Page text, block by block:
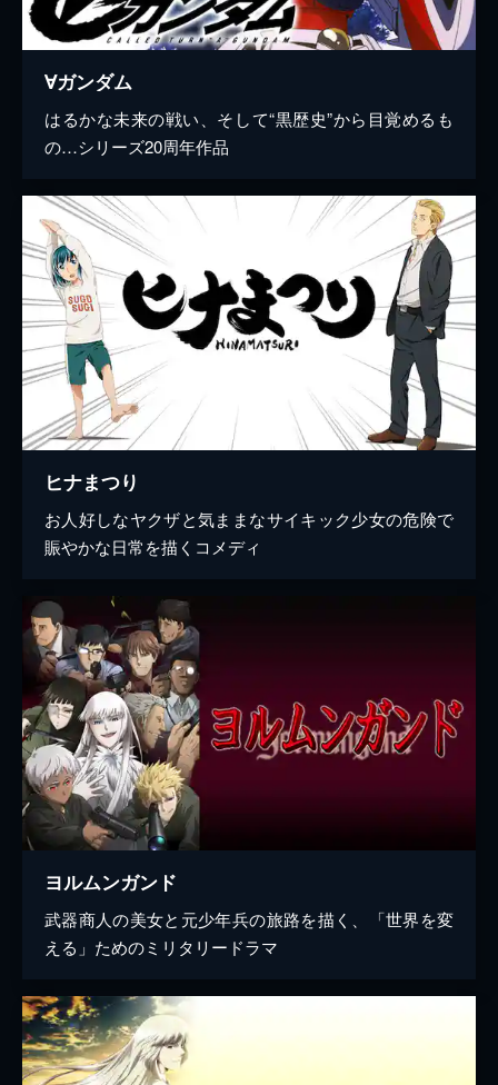
∀ガンダム
はるかな未来の戦い、そして“黒歴史”から目覚めるも
の…シリーズ20周年作品
ヒナまつり
お人好しなヤクザと気ままなサイキック少女の危険で
賑やかな日常を描くコメディ
ヨルムンガンド
武器商人の美女と元少年兵の旅路を描く、「世界を変
える」ためのミリタリードラマ